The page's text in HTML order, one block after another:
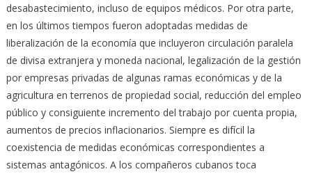
desabastecimiento, incluso de equipos médicos. Por otra parte,
en los últimos tiempos fueron adoptadas medidas de
liberalización de la economía que incluyeron circulación paralela
de divisa extranjera y moneda nacional, legalización de la gestión
por empresas privadas de algunas ramas económicas y de la
agricultura en terrenos de propiedad social, reducción del empleo
público y consiguiente incremento del trabajo por cuenta propia,
aumentos de precios inflacionarios. Siempre es difícil la
coexistencia de medidas económicas correspondientes a
sistemas antagónicos. A los compañeros cubanos toca